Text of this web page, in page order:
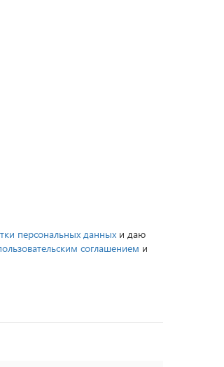
персональных данных и даю
соглашением и